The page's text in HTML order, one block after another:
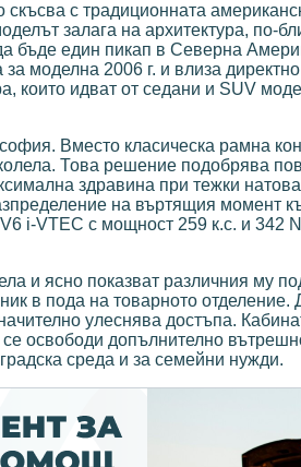
с традиционната
залага на архитектура, по-
бъде един пикап в Северна
моделна 2006 г. и влиза
които идват от седани и SUV
Вместо класическа рамна
Това решение подобрява
здравина при тежки
на въртящия момент
i-VTEC с мощност 259 к.с. и 342
и ясно показват различния му
в пода на товарното
улеснява достъпа.
освободи допълнително
среда и за семейни нужди.